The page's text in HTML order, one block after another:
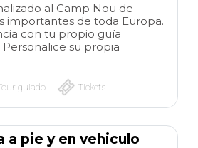
al Camp Nou de
importantes de toda Europa.
con tu propio guía
su propia
guiado Tickets
a pie y en vehiculo